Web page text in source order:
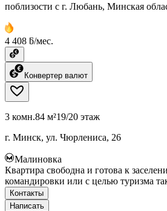
поблизости с г. Любань, Минская
4 408 ƃ/мес.
Конвертер валют
3 комн.84 м²19/20 этаж
г. Минск, ул. Чюрлениса, 26
Малиновка
Квартира свободна и готова к
командировки или с целью туризма
Контакты
Написать